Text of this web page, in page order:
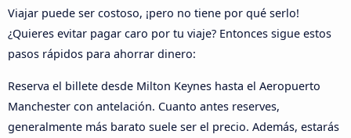
Viajar puede ser costoso, ¡pero no tiene por qué serlo!
¿Quieres evitar pagar caro por tu viaje? Entonces sigue estos
pasos rápidos para ahorrar dinero:
Reserva el billete desde Milton Keynes hasta el Aeropuerto
Manchester con antelación. Cuanto antes reserves,
generalmente más barato suele ser el precio. Además, estarás